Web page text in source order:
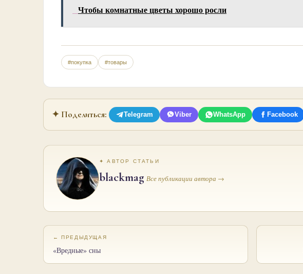
Чтобы комнатные цветы хорошо росли
#покупка #товары
✦ Поделиться: Telegram Viber WhatsApp Facebook
✦ АВТОР СТАТЬИ
blackmag Все публикации автора →
← ПРЕДЫДУЩАЯ
«Вредные» сны